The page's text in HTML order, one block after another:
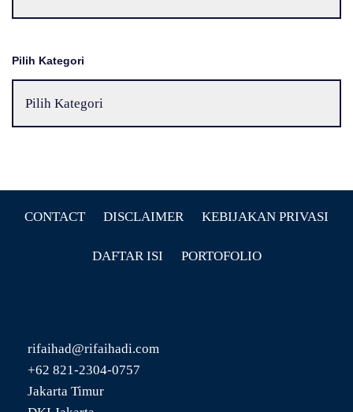
Pilih Kategori
CONTACT DISCLAIMER KEBIJAKAN PRIVASI
DAFTAR ISI PORTOFOLIO
rifaihad@rifaihadi.com
+62 821-2304-0757
Jakarta Timur